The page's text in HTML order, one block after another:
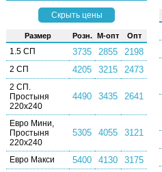
Скрыть цены
Раз­мер Розн. М-опт Опт
1.5 СП 3735 2855 2198
2 СП 4205 3215 2473
2 СП.
Простыня
220х240
4490 3435 2641
Евро Мини,
Простыня
220х240
5305 4055 3121
Евро Макси 5400 4130 3175